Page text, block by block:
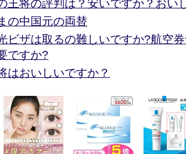
王将の評判は？安いですか？おい
の中国元の両替
ビザは取るの難しいですか?航空
ですか?
はおいしいですか？